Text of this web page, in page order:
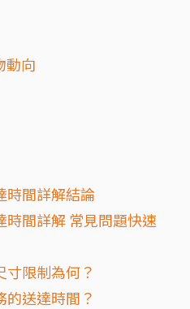
動向
時間詳解結論
間詳解 常見問題快速
寸限制為何？
的送達時間？